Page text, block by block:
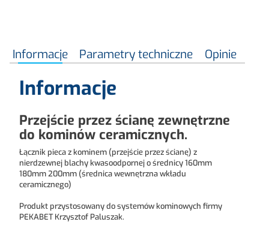
Informacje Parametry techniczne Opinie
Informacje
Przejście przez ścianę zewnętrzne
do kominów ceramicznych.
Łącznik pieca z kominem (przejście przez ścianę) z
nierdzewnej blachy kwasoodpornej o średnicy 160mm
180mm 200mm (średnica wewnętrzna wkładu
ceramicznego)
Produkt przystosowany do systemów kominowych firmy
PEKABET Krzysztof Paluszak.